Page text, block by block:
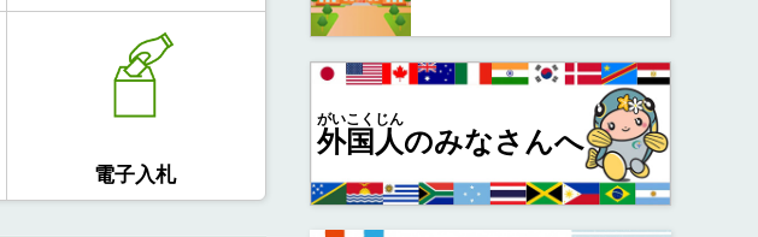
電子入札
外国人
がいこくじん
のみなさんへ